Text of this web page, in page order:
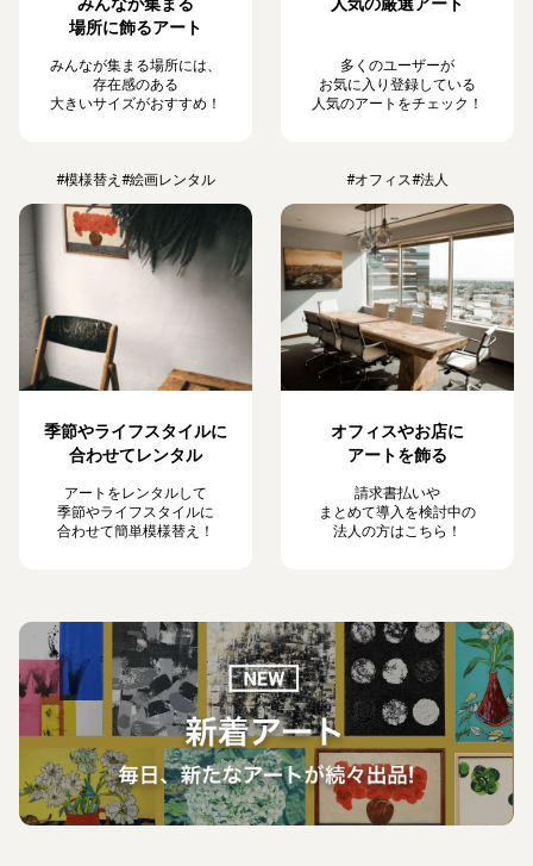
場所に飾るアート
みんなが集まる場所には、
存在感のある
大きいサイズがおすすめ！
多くのユーザーが
お気に入り登録している
人気のアートをチェック！
#模様替え #絵画レンタル
季節やライフスタイルに
合わせてレンタル
アートをレンタルして
季節やライフスタイルに
合わせて簡単模様替え！
#オフィス#法人
オフィスやお店に
アートを飾る
請求書払いや
まとめて導入を検討中の
法人の方はこちら！